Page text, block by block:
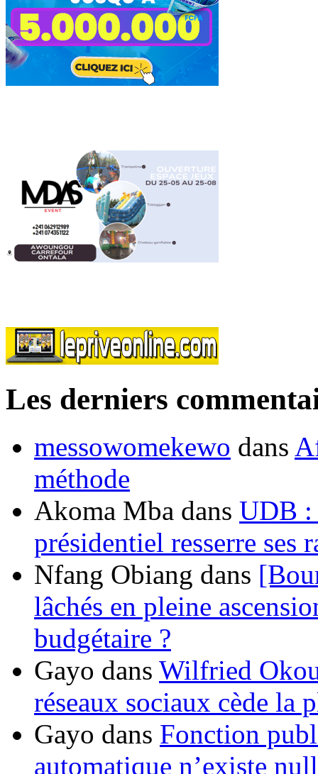
Les derniers
messowomekewo dans
méthode
Akoma Mba dans UDB :
présidentiel resserre ses
Nfang Obiang dans
lâchés en pleine
budgétaire ?
Gayo dans Wilfried
réseaux sociaux cède la
Gayo dans Fonction
automatique n’existe